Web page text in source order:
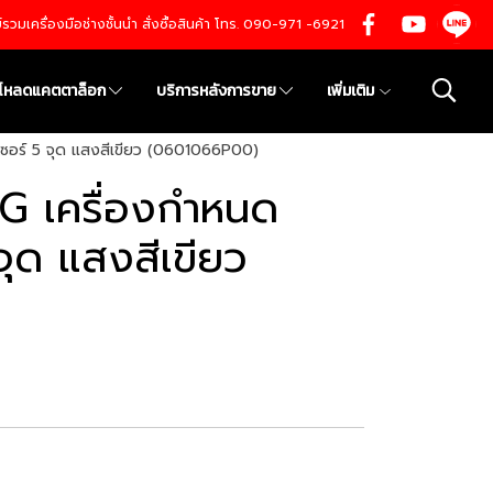
มเครื่องมือช่างชั้นนำ สั่งซื้อสินค้า โทร. 090-971 -6921
หลดแคตตาล็อก บริการหลังการขาย เพิ่มเติม
ซอร์ 5 จุด แสงสีเขียว (0601066P00)
เครื่องกำหนด
ด แสงสีเขียว